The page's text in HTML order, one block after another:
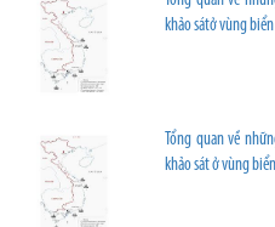
khảo sátở vùng
Tổng quan về
khảo sát ở vùng